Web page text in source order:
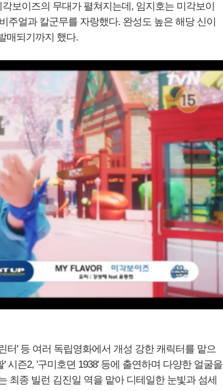
보이즈의 무대가 펼쳐지는데, 임지호는 미각보이
주얼과 칼군무를 자랑했다. 완성도 높은 해당 신이
매되기까지 했다.
터' 등 여러 독립영화에서 개성 강한 캐릭터를 맡으
즌2, '구미호뎐 1938' 등에 출연하며 다양한 얼굴을
최종 빌런 김진일 역을 맡아 디테일한 눈빛과 섬세